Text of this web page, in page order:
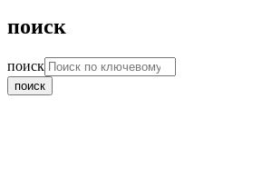
поиск
поиск